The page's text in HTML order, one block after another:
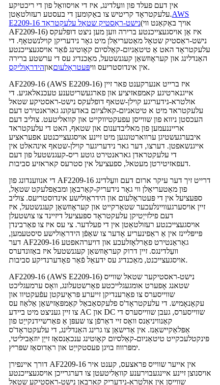
אין דעם פעלד פון וועַלדינג, איז די אויסוואַל פון די ריכטיקע
עלעקטראָד קריטיש צו באַקומען די בעסטע רעזולטאַטן.AWS
E2209-16 נישט-ראַסטיק שטאָל עלעקטראָד(אויך באַקאַנט ווי
AF2209-16) איז אַן אויסגעצייכנטע ברירה ווען מען ניצט דופּלעקס
נישט-ראַסטיק שטאָל מאַטעריאַלן מיט גאָר נידעריקן קוילנשטאָף. די
עלעקטראָד האט אַ טיטאַניום-קאַלסיום קאָוטינג פֿאַר אויסגעצייכנטע
האַנדלינג און קעראָוזשאַן קעגנשטעל, מאַכנדיג עס די ערשטע ברירה
אין אינדוסטריעס וויפּעטראָלעוםאוןהידראַוליקס
.
AF2209-16 (AWS E2209-16) איז ברייט אנערקענט פאר זיין
אייגנארטיגע קאמפאזיציע און פארגעשריטענע טעכנאלאגיע. די
אולטרא-נידעריגע קוילן-שטאף דופלעקס נישט-ראסטיקע שטאל
עלעקטראד מיט א טיטאניום-קאלציום באדעקונג גאראנטירט דעם
העכסטן ניווא פון שווייסן עפעקטיווקייט און קוואליטעט. צוליב דעם
ארייננעמען פון מאליבדענום און שטאף, האט די עלעקטראד
איבערגעשטיגן ערווארטונגען מיט זיינע אויסגעצייכנטע אפעראציע
אייגנשאפטן. דערצו, דער גאר נידעריגער קוילן-שטאף אינהאלט אין
די עלעקטראדן גאראנטירט גוטע ריס-קעגנשטעל פון דעם
דעפאזיטירטן מעטאל, ספעציעל אין סטרעס קאראזיע סביבות.
די אנווענדונג פון AF2209-16 דרייט זיך דער עיקר ארום דעם וועַלדינג
פון מאַטעריאַלן ווי גאָר נידעריק-קאַרבאָן ומבאַפלעקט שטאָל,
ספּעציעל אין די פּעטראָלעום און הידראַולישע אינדוסטריעס. צוליב
זיין אויסערגעוויינלעכער שטאַרקייט און קעראָוזשאַן קעגנשטעל, איז
דעם פילזייַטיקן עלעקטראָד ספּעציעל דיזיינד צו צושטעלן
אויסגעצייכנטע רעזולטאַטן אין די פעלדער. צי עס איז צו פאַרבינדן
פּייפּליינז אין אַ ראַפינעריע אָדער צו שאַפֿן הידראַולישע סיסטעמען,
דער AF2209-16 גאַראַנטירט פאַרלאָזלעכע און דויערהאפטע
וועַלדינגס. זיין דרוק קעראָוזשאַן קעגנשטעל איז באַזונדערס
אויסגעצייכנט, מאַכנדיג עס ידעאַל פֿאַר פאָדערנדיקע סביבות.
AF2209-16 (AWS E2209-16) נישט-ראסטיקער שטאל שווייס
שטאנג אָפערט אומגעגלייכטע פאָרשטעלונג, וואָס ערמעגליכט
שווייסערס צו פאַרענדיקן זייערע פּראָיעקטן עפֿעקטיוו און
עקאָנאָמיש. די עלעקטראָד'ס פלעקסאַבאַל קאַמפּאַזישאַן אַלאַוז עס
צו זיין געניצט מיט ביידע AC און DC שווייסערס, געבן שווייסערס די
קאַנוויניאַנס וואָס זיי דאַרפֿן צו שעפּן אַ פאַרשיידנקייַט פון
אַפּלאַקיישאַנז. אין אַדישאַן צו גרינג האַנדלינג, די עלעקטראָד'ס
פּינקטלעכקייט טיטאַניום-קאַלסיום קאָוטינג ענכאַנסאַז זייַן יוזאַביליטי,
ימפּרוווז בויגן פעסטקייַט און ראַדוסאַז שפּריץ.
דורך איינפירן AF2209-16 אין אייער שווייס פראצעס, קענט איר
אויסנוצן זיינע איינגעבוירענע קוואַליטעטן צו דערגרייכן אויסגעצייכנטע
שווייסן אין אולטרא-נידעריק קארבאן נישט-ראסטיקע שטאָל